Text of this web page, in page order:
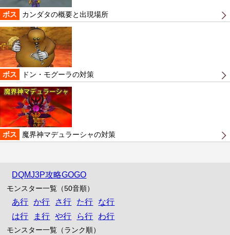
ボス カンダタの概要と出現場所
ボス ドン・モグーラの対策
ボス 魔界神マデュラーシャの対策
DQMJ3P攻略GOGO
モンスター一覧（50音順）
あ行 か行 さ行 た行
な行
は行
ま行 や行 ら行 わ行
モンスター一覧（ランク順）